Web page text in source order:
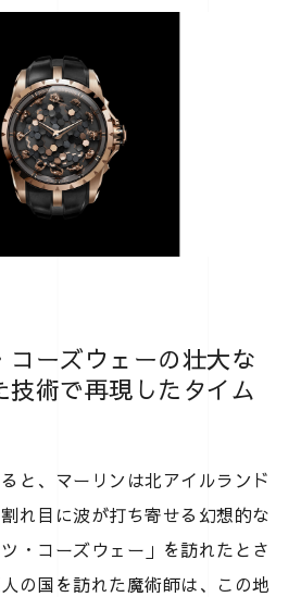
コーズウェーの壮大な
技術で再現したタイム
と、マーリンは北アイルランド
れ目に波が打ち寄せる幻想的な
・コーズウェー」を訪れたとさ
の国を訪れた魔術師は、この地